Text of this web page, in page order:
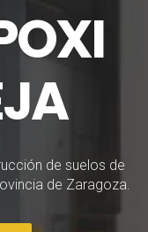
de suelos de
de Zaragoza.